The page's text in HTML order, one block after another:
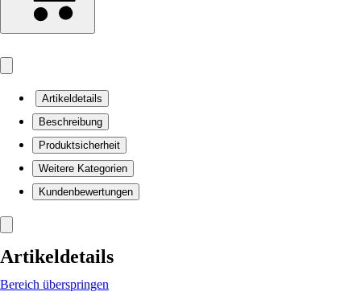
Artikeldetails
Beschreibung
Produktsicherheit
Weitere Kategorien
Kundenbewertungen
Artikeldetails
Bereich überspringen